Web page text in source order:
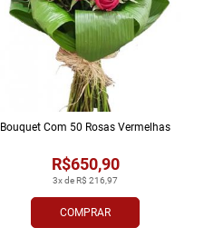
COMPRAR
3x de R$ 216,97
R$650,90
Bouquet Com 50 Rosas Vermelhas